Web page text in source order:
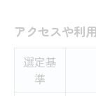
アクセスや利
選定基
準